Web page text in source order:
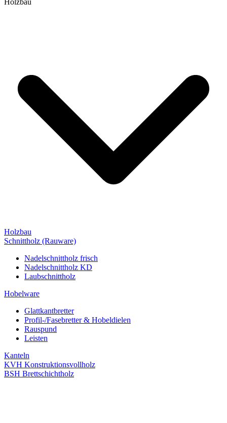
Holzbau
Holzbau
Schnittholz (Rauware)
Nadelschnittholz frisch
Nadelschnittholz KD
Laubschnittholz
Hobelware
Glattkantbretter
Profil-/Fasebretter & Hobeldielen
Rauspund
Leisten
Kanteln
KVH Konstruktionsvollholz
BSH Brettschichtholz